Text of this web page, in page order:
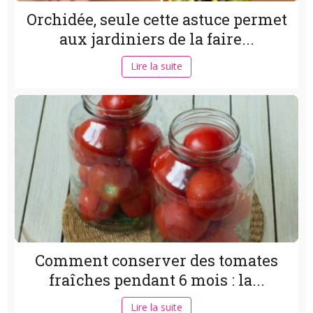
Orchidée, seule cette astuce permet
aux jardiniers de la faire...
Lire la suite
Comment conserver des tomates
fraîches pendant 6 mois : la...
Lire la suite